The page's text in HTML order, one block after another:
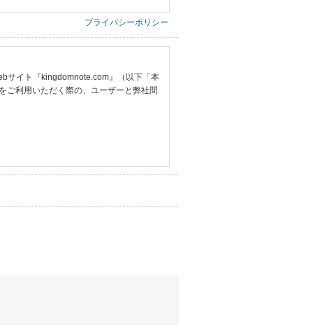
供いただいた情報）
写し等）、および当該書類に含まれる
れる住所※、投稿時にご提供いただいた
、その許可の際にご同意いただいた内容
請求収納、商品・サービスの提供、品
プライバシーポリシー
サイト『kingdomnote.com』（以下「本
ご利用いただく際の、ユーザーと弊社間
追加規定は、本規約の一部を構成しま
す。
るものとします。弊社が本規約を変更し
ト又は本サービスを利用された場合に
及び弊社が指定する個人情報などを、ユ